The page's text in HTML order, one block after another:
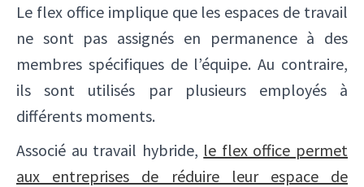
Le flex office implique que les espaces de travail
ne sont pas assignés en permanence à des
membres spécifiques de l’équipe. Au contraire,
ils sont utilisés par plusieurs employés à
différents moments.
Associé au travail hybride, le flex office permet
aux entreprises de réduire leur espace de